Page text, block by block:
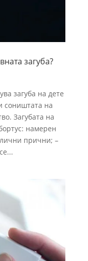
загуба?
загуба на дете
соништата на
Загубата на
намерен
прични; –